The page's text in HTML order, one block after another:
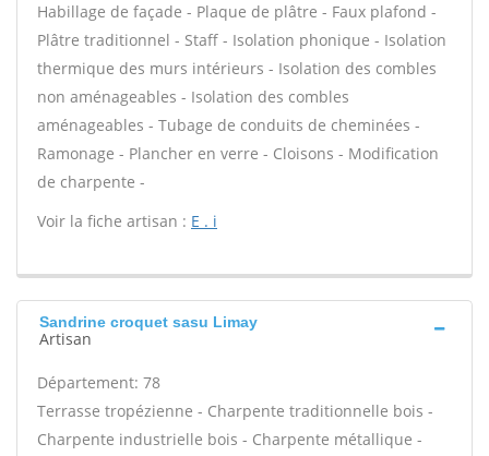
Habillage de façade - Plaque de plâtre - Faux plafond -
Plâtre traditionnel - Staff - Isolation phonique - Isolation
thermique des murs intérieurs - Isolation des combles
non aménageables - Isolation des combles
aménageables - Tubage de conduits de cheminées -
Ramonage - Plancher en verre - Cloisons - Modification
de charpente -
Voir la fiche artisan : E . i
Sandrine croquet sasu Limay
Artisan
Département: 78
Terrasse tropézienne - Charpente traditionnelle bois -
Charpente industrielle bois - Charpente métallique -